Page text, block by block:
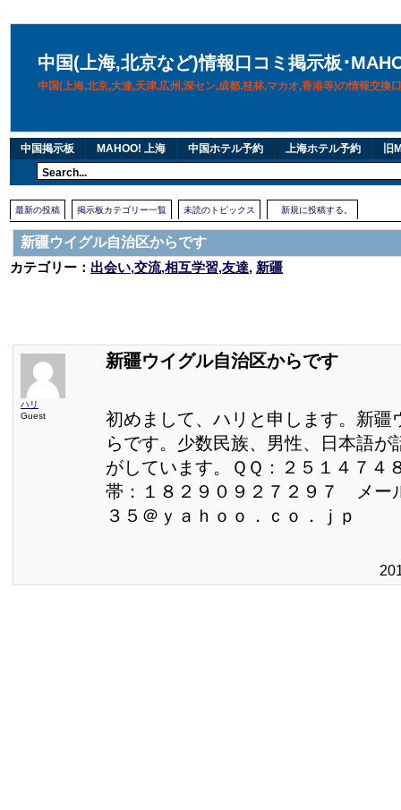
中国(上海,北京など)情報口コミ掲示板･
中国(上海,北京,大連,天津,広州,深セン,成都,桂林,マカオ,香港等)の情報交換
中国掲示板 MAHOO! 上海 中国ホテル予約 上海ホテル予約 旧
最新の投稿 掲示板カテゴリー一覧 未読のトピックス 新規に投稿する。
新疆ウイグル自治区からです
カテゴリー： 出会い,交流,相互学習,友達, 新疆
ハリ
Guest
新疆ウイグル自治区からです
初めまして、ハリと申します。新疆
らです。少数民族、男性、日本語が
がしています。ＱＱ：２５１４７
帯：１８２９０９２７２９７ メー
３５＠ｙａｈｏｏ．ｃｏ．ｊｐ